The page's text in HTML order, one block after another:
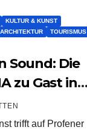
KULTUR & KUNST
TOURISMUS
Sound: Die
zu Gast in
trifft auf Profener